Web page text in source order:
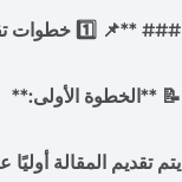
### **📌 1️⃣ خطوات تقديم المقالة للنشر**
📝 **الخطوة الأولى:**
يتم تقديم المقالة أوليًا